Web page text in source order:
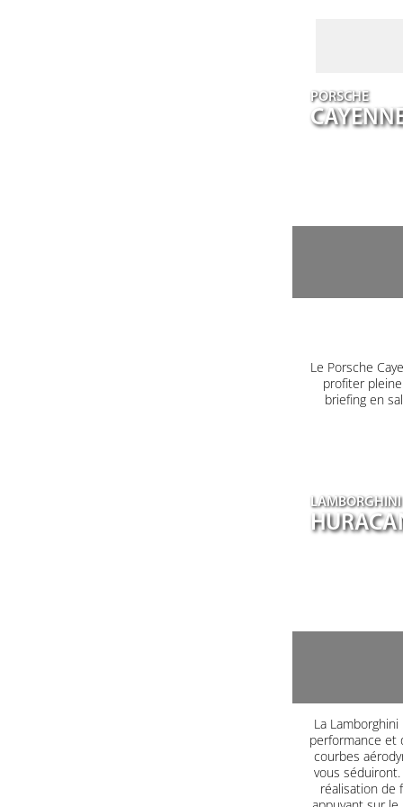
PORSCHE
Le Porsche
profiter
briefing en
LAMBORGHINI
La
performance et
courbes
vous
réalisation de